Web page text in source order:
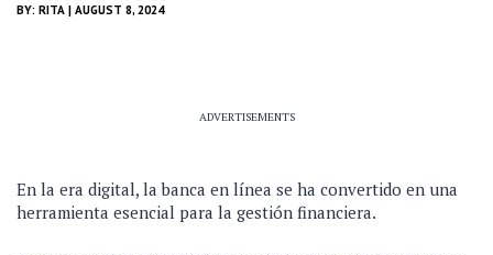
BY: RITA | AUGUST 8, 2024
ADVERTISEMENTS
En la era digital, la banca en línea se ha convertido en una
herramienta esencial para la gestión financiera.